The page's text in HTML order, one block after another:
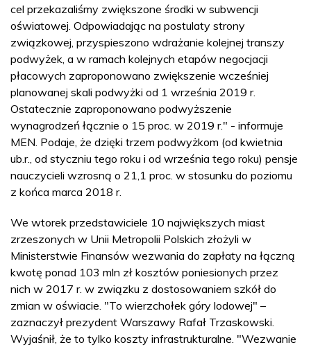
cel przekazaliśmy zwiększone środki w subwencji
oświatowej. Odpowiadając na postulaty strony
związkowej, przyspieszono wdrażanie kolejnej transzy
podwyżek, a w ramach kolejnych etapów negocjacji
płacowych zaproponowano zwiększenie wcześniej
planowanej skali podwyżki od 1 września 2019 r.
Ostatecznie zaproponowano podwyższenie
wynagrodzeń łącznie o 15 proc. w 2019 r." - informuje
MEN. Podaje, że dzięki trzem podwyżkom (od kwietnia
ub.r., od styczniu tego roku i od września tego roku) pensje
nauczycieli wzrosną o 21,1 proc. w stosunku do poziomu
z końca marca 2018 r.
We wtorek przedstawiciele 10 największych miast
zrzeszonych w Unii Metropolii Polskich złożyli w
Ministerstwie Finansów wezwania do zapłaty na łączną
kwotę ponad 103 mln zł kosztów poniesionych przez
nich w 2017 r. w związku z dostosowaniem szkół do
zmian w oświacie. "To wierzchołek góry lodowej" –
zaznaczył prezydent Warszawy Rafał Trzaskowski.
Wyjaśnił, że to tylko koszty infrastrukturalne. "Wezwanie